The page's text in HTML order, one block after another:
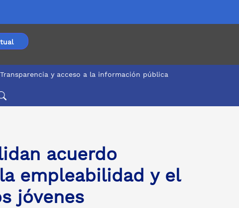
Transparencia y acceso a la información pública
acuerdo
empleabilidad y el
jóvenes